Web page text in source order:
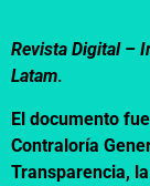
Revista Digital –
Latam.
El documento
Contraloría
Transparencia,